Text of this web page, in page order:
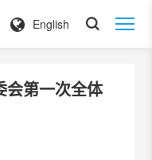
English
会第一次全体